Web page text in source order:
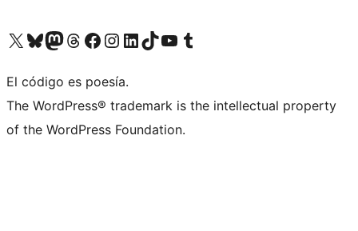
Visita nuestra cuenta de X (anteriormente Twitter)
Visita nuestra cuenta de Bluesky
Visita nuestra cuenta de Mastodon
Visita nuestra cuenta de Threads
Visita nuestra página de Facebook
Visita nuestra cuenta de Instagram
Visita nuestra cuenta de LinkedIn
Visita nuestra cuenta de TikTok
Visita nuestro canal de YouTube
Visita nuestra cuenta de Tumblr
El código es poesía.
The WordPress® trademark is the intellectual property
of the WordPress Foundation.